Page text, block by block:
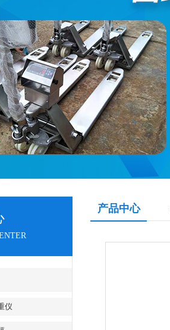
仪
产品中心